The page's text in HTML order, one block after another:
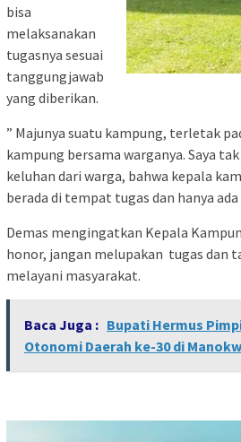
bisa
melaksanakan
tugasnya sesuai
tanggungjawab
yang diberikan.
” Majunya suatu kampung, terletak
kampung bersama warganya. Saya
keluhan dari warga, bahwa kepala
berada di tempat tugas dan hanya
Demas mengingatkan Kepala
honor, jangan melupakan tugas dan
melayani masyarakat.
Baca Juga : Bupati Hermus
Otonomi Daerah ke-30 di